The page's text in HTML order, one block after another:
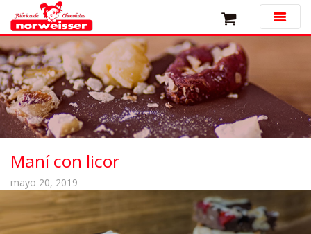
Maní con licor
mayo 20, 2019